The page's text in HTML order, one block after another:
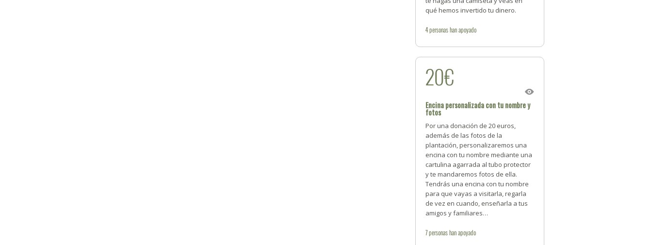
qué hemos invertido tu dinero.
4personashan apoyado
20€
Encina personalizada con tu nombre y
fotos
Por una donación de 20 euros,
además de las fotos de la
plantación, personalizaremos una
encina con tu nombre mediante una
cartulina agarrada al tubo protector
y te mandaremos fotos de ella.
Tendrás una encina con tu nombre
para que vayas a visitarla, regarla
de vez en cuando, enseñarla a tus
amigos y familiares…
7personashan apoyado